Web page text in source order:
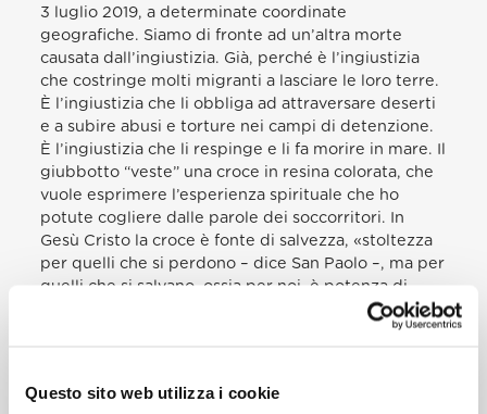
Questo sito web utilizza i cookie
3 luglio 2019, a determinate coordinate
geografiche. Siamo di fronte ad un’altra morte
causata dall’ingiustizia. Già, perché è l’ingiustizia
che costringe molti migranti a lasciare le loro terre.
È l’ingiustizia che li obbliga ad attraversare deserti
e a subire abusi e torture nei campi di detenzione.
È l’ingiustizia che li respinge e li fa morire in mare. Il
giubbotto “veste” una croce in resina colorata, che
vuole esprimere l’esperienza spirituale che ho
potute cogliere dalle parole dei soccorritori. In
Gesù Cristo la croce è fonte di salvezza, «stoltezza
per quelli che si perdono – dice San Paolo –, ma per
quelli che si salvano, ossia per noi, è potenza di
Dio» (1Cor 1,18). Nella tradizione cristiana la croce è
simbolo di sofferenza e sacrificio e, al tempo stesso,
maggiore attenzione e a cercare sempre la verità.